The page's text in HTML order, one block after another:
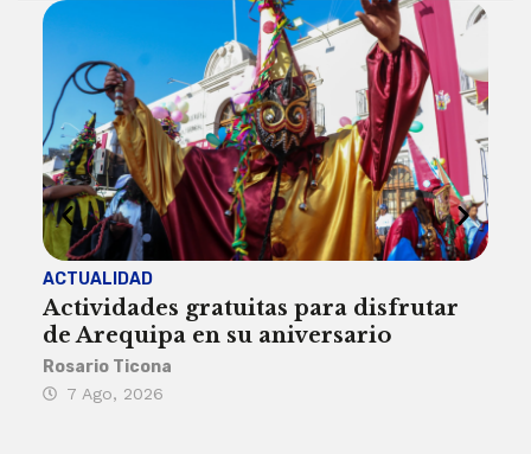
ACTUALIDAD
Actividades gratuitas para disfrutar
de Arequipa en su aniversario
Rosario Ticona
7 Ago, 2026